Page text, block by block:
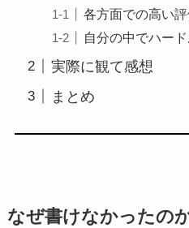
各方面での高い
自分の中でハー
実際に観て感想
まとめ
なぜ書けなかったの